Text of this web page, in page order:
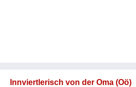
Innviertlerisch von der Oma (Oö)